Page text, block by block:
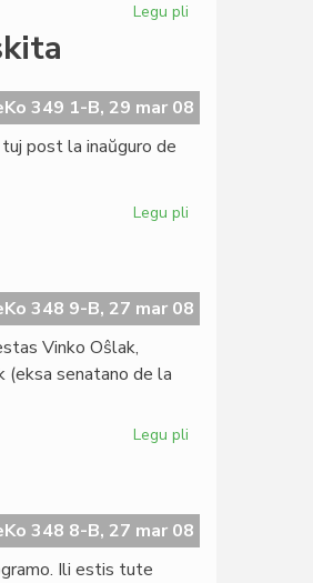
Legu pli
Schäffer
349 1-B, 29 mar 08
tuj post la inaŭguro de
Legu pli
oficiale
agnoskita
348 9-B, 27 mar 08
Vinko Oŝlak,
(eksa senatano de la
Legu pli
Bled
348 8-B, 27 mar 08
Ili estis tute